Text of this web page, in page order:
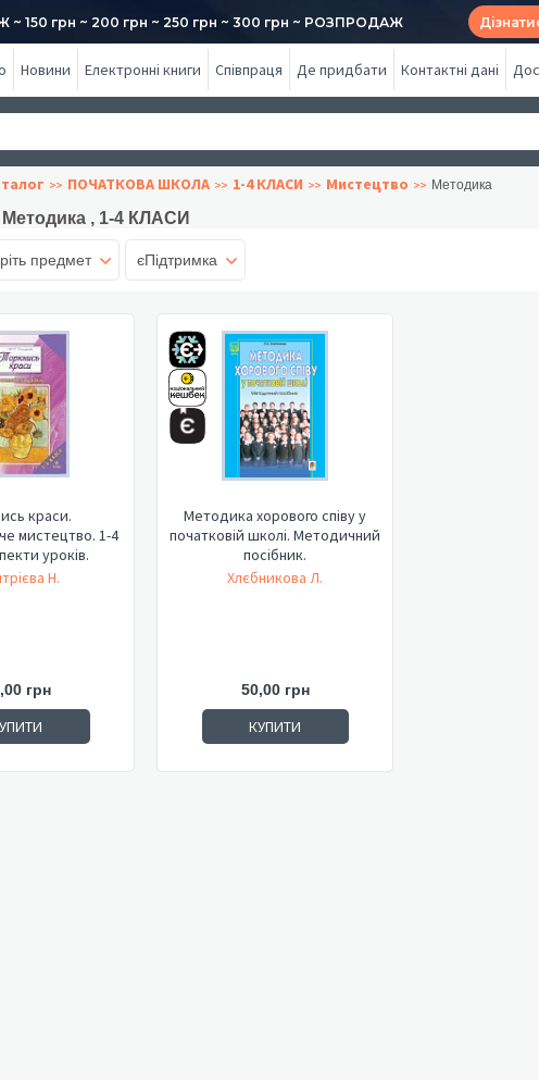
150 грн ~ 200 грн ~ 250 грн ~ 300 грн ~ РОЗПРОДАЖ
Новини Електронні книги Співпраця Де придбати Контактні дані
ПОЧАТКОВА ШКОЛА 1-4 КЛАСИ Мистецтво Методика
, 1-4 КЛАСИ
предмет єПідтримка
краси.
мистецтво. 1-4
уроків.
Н.
грн
Методика хорового співу у
початковій школі. Методичний
посібник.
Хлєбникова Л.
50,00 грн
КУПИТИ